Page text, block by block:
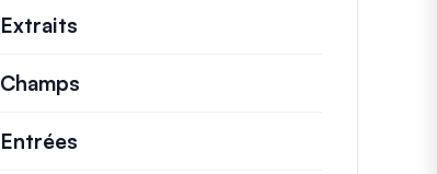
Extraits
Champs
Entrées